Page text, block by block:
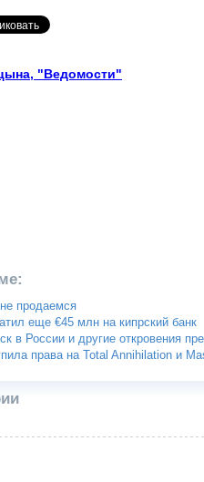
"Ведомости"
продаемся
еще €45 млн на кипрский банк
в России и другие откровения
права на Total Annihilation и